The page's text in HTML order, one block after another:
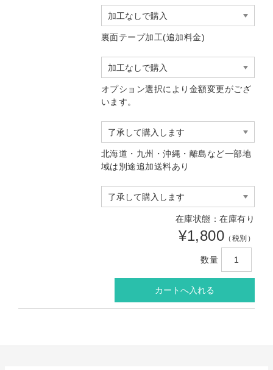
裏面テープ加工(追加料金)
オプション選択により金額変更がござ
います。
北海道・九州・沖縄・離島など一部地
域は別途追加送料あり
在庫状態：在庫有り
¥1,800 （税別）
数量